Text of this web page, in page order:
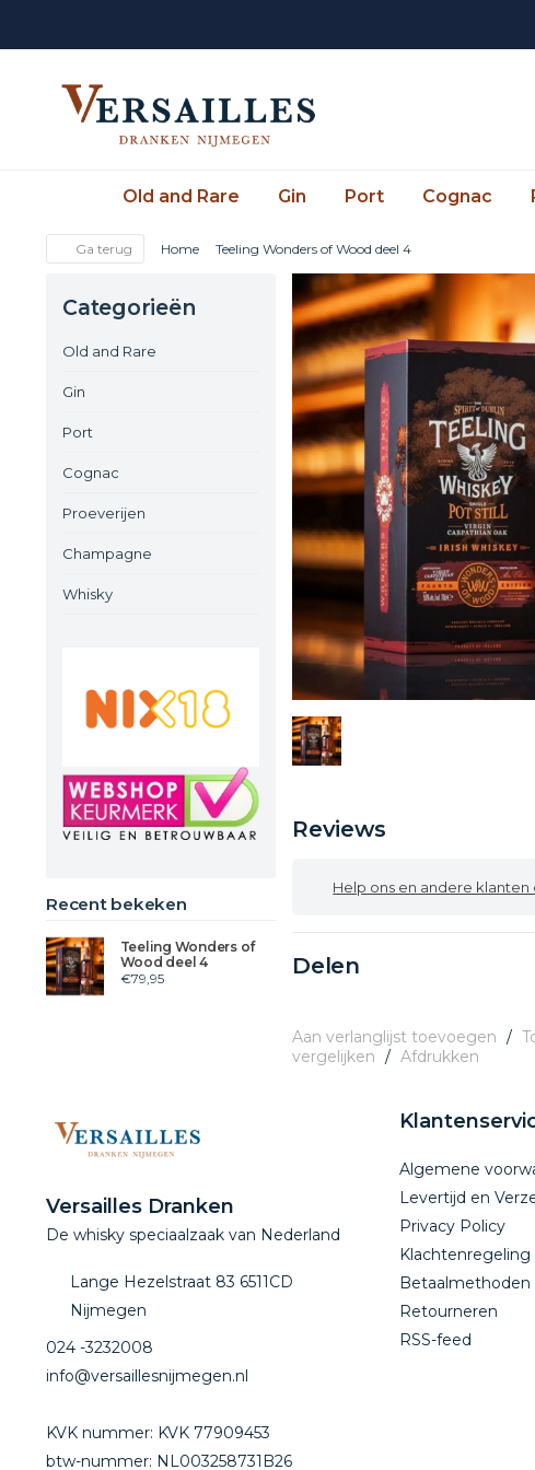
Old and Rare Gin Port Cognac
Ga terug Home Teeling Wonders of Wood deel 4
Categorieën
Old and Rare
Gin
Port
Cognac
Proeverijen
Champagne
Whisky
Recent bekeken
Teeling Wonders of
Wood deel 4
€79,95
Reviews
Help ons en andere klanten door
Delen
Aan verlanglijst toevoegen /
vergelijken / Afdrukken
Versailles Dranken
De whisky speciaalzaak van Nederland
Lange Hezelstraat 83 6511CD
Nijmegen
024 -3232008
info@versaillesnijmegen.nl
KVK nummer: KVK 77909453
btw-nummer: NL003258731B26
Algemene
Levertijd en
Privacy Policy
Klachtenregeling
Betaalmethoden
Retourneren
RSS-feed